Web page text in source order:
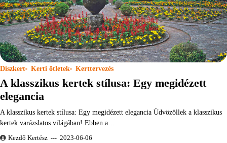
Díszkert Kerti ötletek Kerttervezés
A klasszikus kertek stílusa: Egy megidézett
elegancia
A klasszikus kertek stílusa: Egy megidézett elegancia Üdvözöllek a klasszikus
kertek varázslatos világában! Ebben a…
Kezdő Kertész 2023-06-06